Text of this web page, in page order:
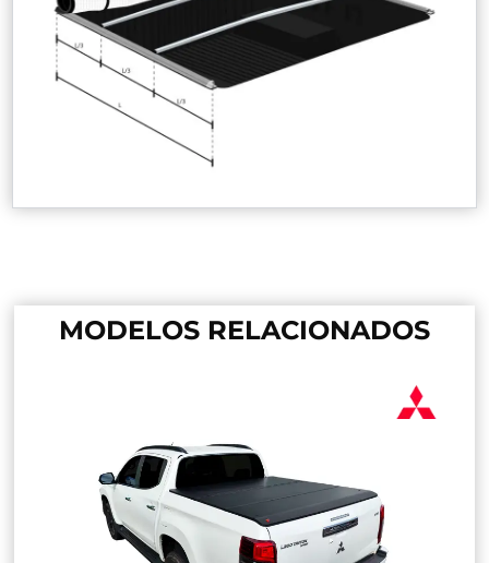
MODELOS RELACIONADOS